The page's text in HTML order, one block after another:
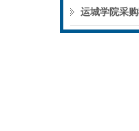
运城学院采